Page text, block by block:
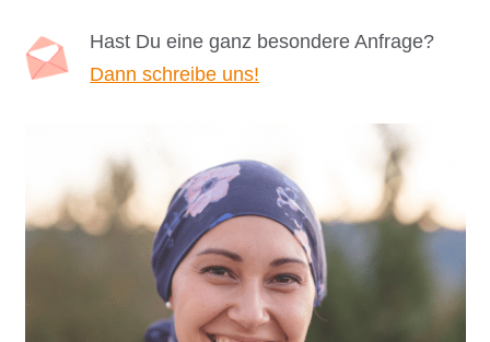
Hast Du eine ganz besondere Anfrage?
Dann schreibe uns!